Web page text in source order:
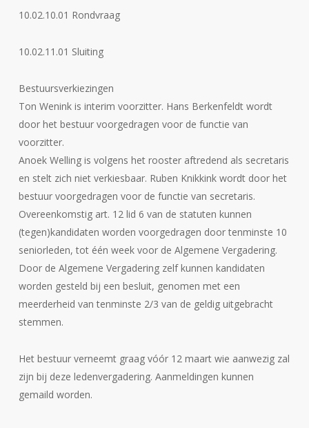
10.02.10.01 Rondvraag
10.02.11.01 Sluiting
Bestuursverkiezingen
Ton Wenink is interim voorzitter. Hans Berkenfeldt wordt
door het bestuur voorgedragen voor de functie van
voorzitter.
Anoek Welling is volgens het rooster aftredend als secretaris
en stelt zich niet verkiesbaar. Ruben Knikkink wordt door het
bestuur voorgedragen voor de functie van secretaris.
Overeenkomstig art. 12 lid 6 van de statuten kunnen
(tegen)kandidaten worden voorgedragen door tenminste 10
seniorleden, tot één week voor de Algemene Vergadering.
Door de Algemene Vergadering zelf kunnen kandidaten
worden gesteld bij een besluit, genomen met een
meerderheid van tenminste 2/3 van de geldig uitgebracht
stemmen.
Het bestuur verneemt graag vóór 12 maart wie aanwezig zal
zijn bij deze ledenvergadering. Aanmeldingen kunnen
gemaild worden.